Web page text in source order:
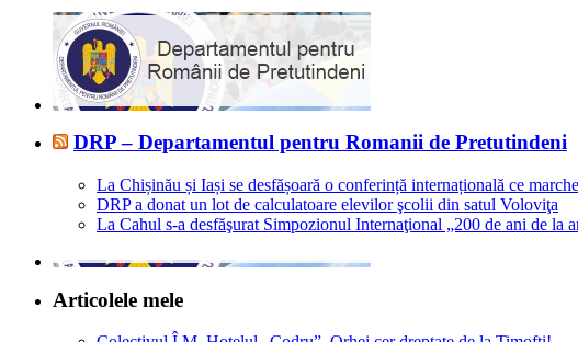
DRP – Departamentul pentru Romanii de Pretutindeni
La Chișinău și Iași se desfășoară o conferință internațională ce
DRP a donat un lot de calculatoare elevilor şcolii din satul Voloviţa
La Cahul s-a desfăşurat Simpozionul Internaţional „200 de ani de la
Articolele mele